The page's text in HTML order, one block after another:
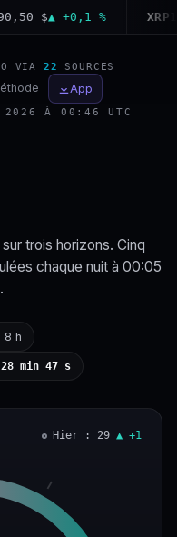
$▲ +0,1 % XRP
VIA 22 SOURCES
App
2026 À 00:46 UTC
trois horizons. Cinq
chaque nuit à 00:05
8 h
min 46 s
Hier : 29 ▲ +1